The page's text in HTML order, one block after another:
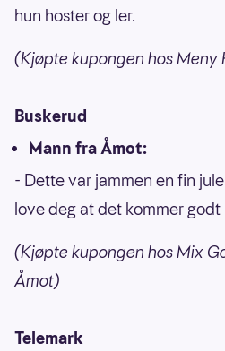
hun hoster og ler.
(Kjøpte kupongen hos Meny
Buskerud
Mann fra Åmot:
- Dette var jammen en fin
love deg at det kommer godt
(Kjøpte kupongen hos Mix
Åmot)
Telemark